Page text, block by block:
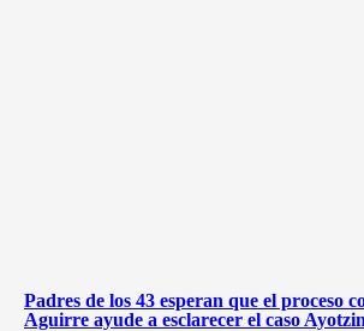
Padres de los 43 esperan que el proceso
Aguirre ayude a esclarecer el caso